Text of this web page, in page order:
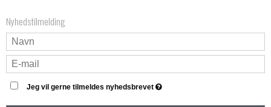
Nyhedstilmelding
Jeg vil gerne tilmeldes nyhedsbrevet